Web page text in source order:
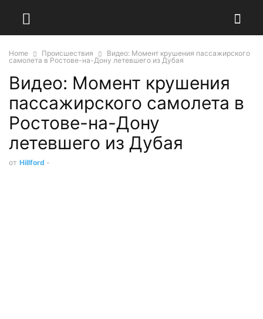
Home Происшествия
Видео: Момент крушения пассажирского
самолета в Ростове-на-Дону летевшего из Дубая
Видео: Момент крушения
пассажирского самолета в
Ростове-на-Дону
летевшего из Дубая
от Hillford -